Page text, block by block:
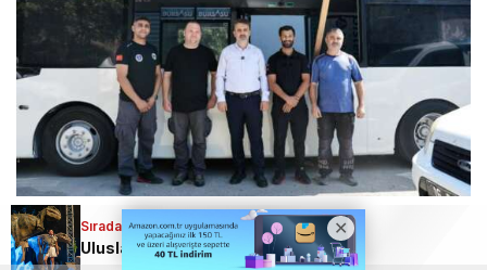
AFET SONRASINDA İLETİŞİM VE ERİŞİLEBİLİRLİK
Sıradaki Haber
Uluslararası Bursa Festivali’nde bu kez çocuklar eğlendi!